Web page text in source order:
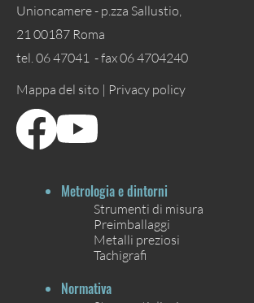
Unioncamere - p.zza Sallustio,
21 00187 Roma
tel. 06 47041 - fax 06 4704240
Mappa del sito | Privacy policy
Metrologia e dintorni
Strumenti di misura
Preimballaggi
Metalli preziosi
Tachigrafi
Normativa